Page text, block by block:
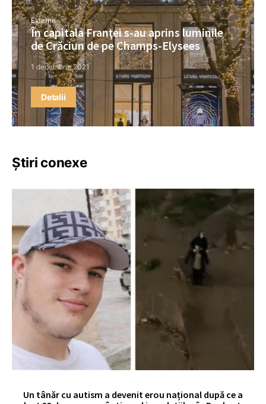
Externe
În capitala Franţei s-au aprins luminile
de Crăciun de pe Champs-Elysees
1 decembrie 2021
Detalii
Știri conexe
Un tânăr cu autism a devenit erou național după ce a